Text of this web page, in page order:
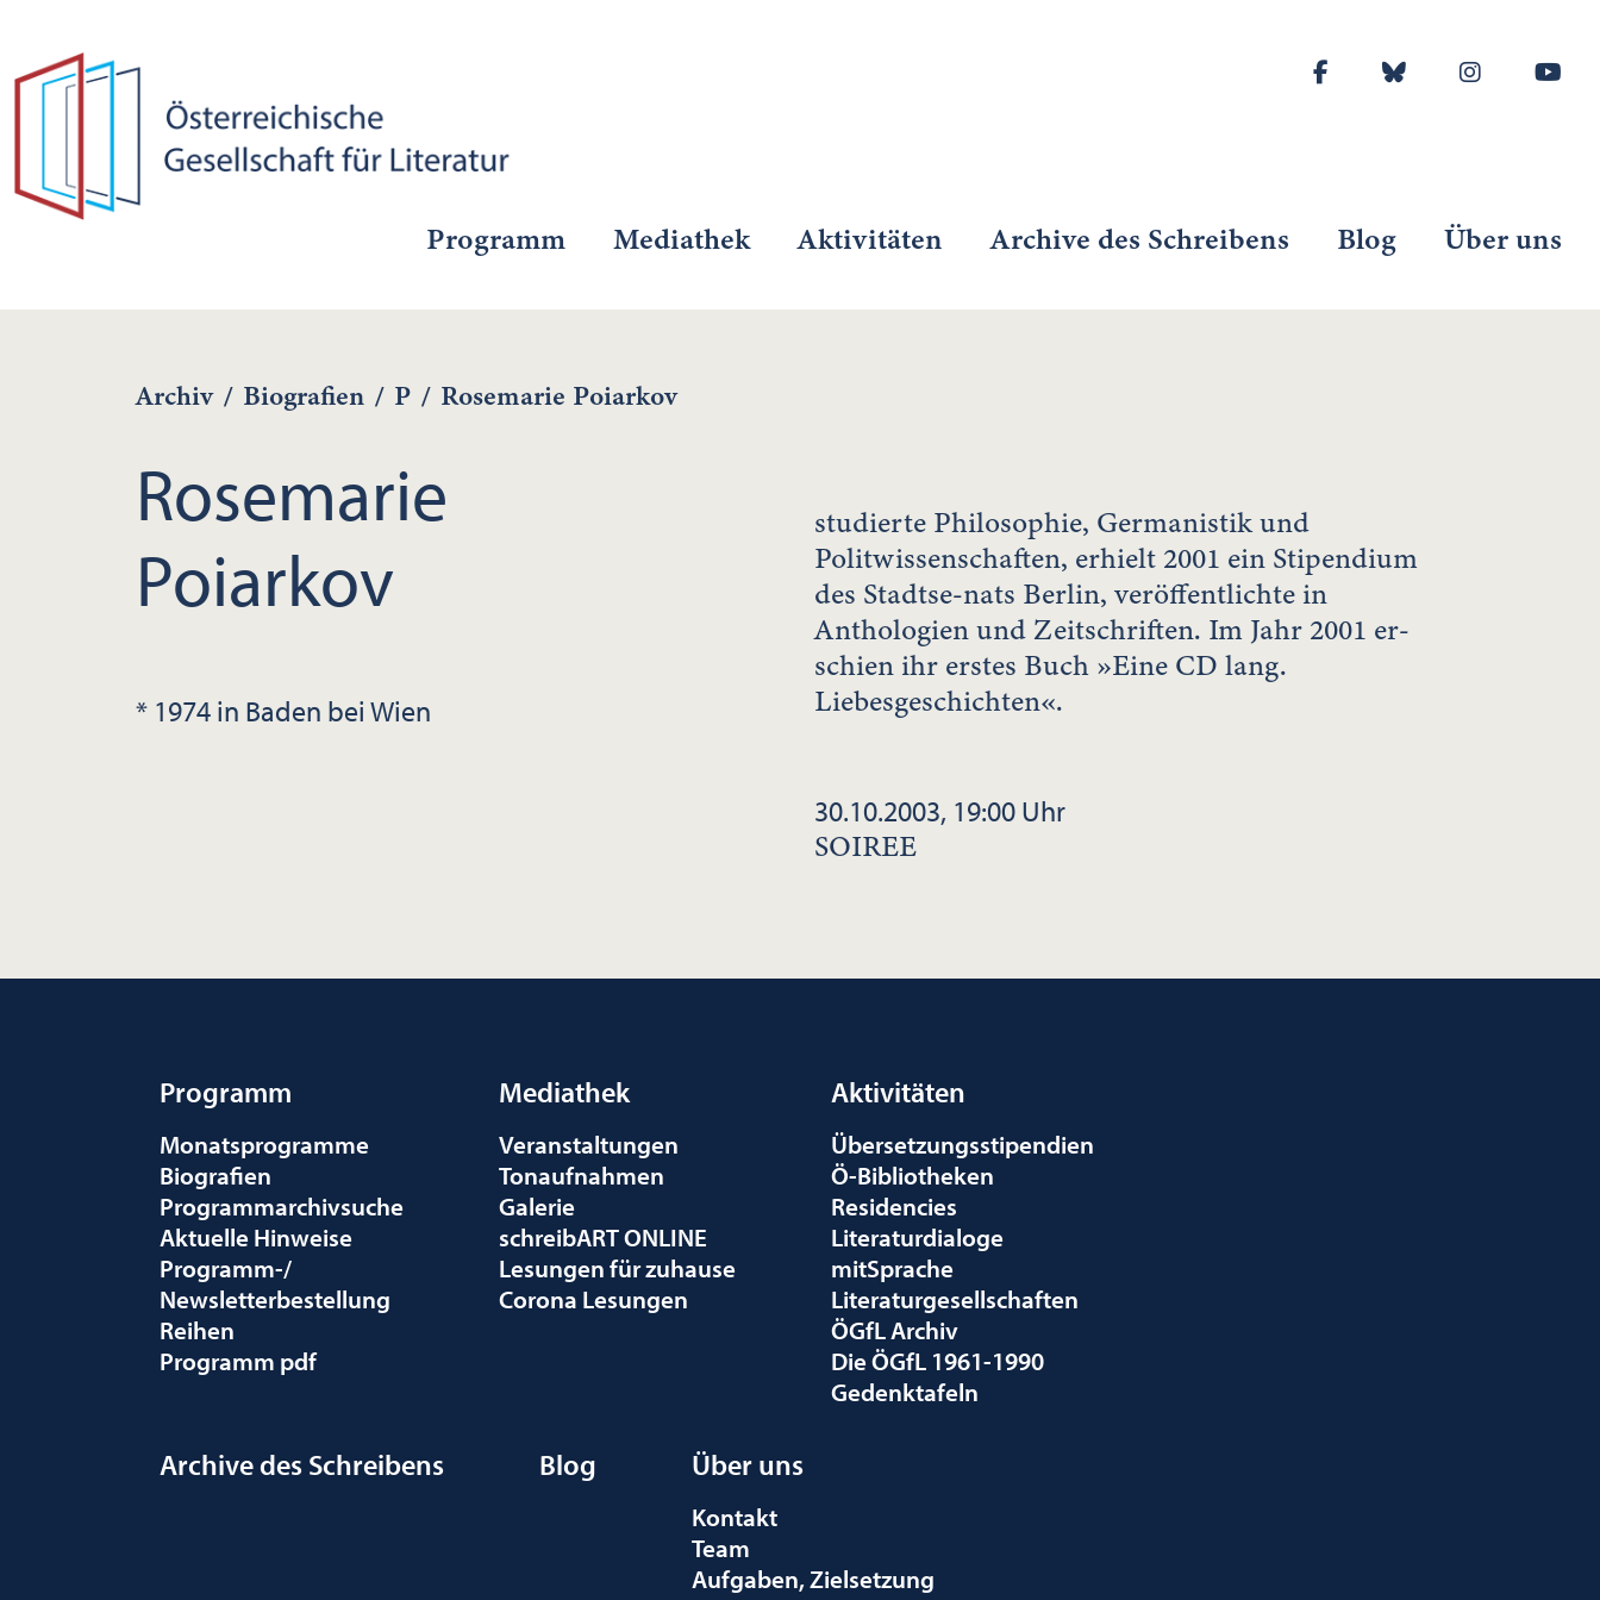
Programm Mediathek Aktivitäten Archive des Schreibens Blog Über uns
Archiv / Biografien / P / Rosemarie Poiarkov
Rosemarie
Poiarkov
* 1974 in Baden bei Wien
studierte Philosophie, Germanistik und
Politwissenschaften, erhielt 2001 ein Stipendium
des Stadtse-nats Berlin, veröffentlichte in
Anthologien und Zeitschriften. Im Jahr 2001 er-
schien ihr erstes Buch »Eine CD lang.
Liebesgeschichten«.
30.10.2003, 19:00 Uhr
SOIREE
Programm
Monatsprogramme
Biografien
Programmarchivsuche
Aktuelle Hinweise
Programm-/
Newsletterbestellung
Reihen
Programm pdf
Mediathek
Veranstaltungen
Tonaufnahmen
Galerie
schreibART ONLINE
Lesungen für zuhause
Corona Lesungen
Aktivitäten
Übersetzungsstipendien
Ö-Bibliotheken
Residencies
Literaturdialoge
mitSprache
Literaturgesellschaften
ÖGfL Archiv
Die ÖGfL 1961-1990
Gedenktafeln
Archive des Schreibens Blog Über uns
Kontakt
Team
Aufgaben, Zielsetzung